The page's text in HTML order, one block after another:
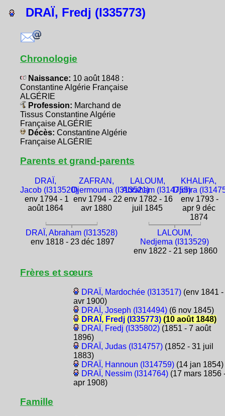
DRAÏ, Fredj (I335773)
Chronologie
Naissance: 10 août 1848 :
Constantine Algérie Française
ALGÉRIE
Profession: Marchand de
Tissus Constantine Algérie
Française ALGÉRIE
Décès: Constantine Algérie
Française ALGÉRIE
Parents et grand-parents
DRAÏ,
Jacob (I313520)
env 1794 - 1
août 1864
ZAFRAN,
Djermouma (I313521)
env 1794 - 22
avr 1880
LALOUM,
Abraham (I314755)
env 1782 - 16
juil 1845
KHALIFA,
Djohra
env 1793 -
apr 9 déc
1874
DRAÏ, Abraham (I313528)
env 1818 - 23 déc 1897
LALOUM,
Nedjema (I313529)
env 1822 - 21 sep 1860
Frères et sœurs
DRAÏ, Mardochée (I313517)(env 1841 -
avr 1900)
DRAÏ, Joseph (I314494)(6 nov 1845)
DRAÏ, Fredj (I335773)(10 août 1848)
DRAÏ, Fredj (I335802)(1851 - 7 août
1896)
DRAÏ, Judas (I314757)(1852 - 31 juil
1883)
DRAÏ, Hannoun (I314759)(14 jan 1854)
DRAÏ, Nessim (I314764)(17 mars 1856
apr 1908)
Famille